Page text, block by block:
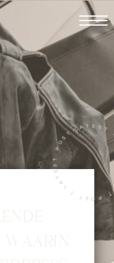
LATEST POST | LATEST